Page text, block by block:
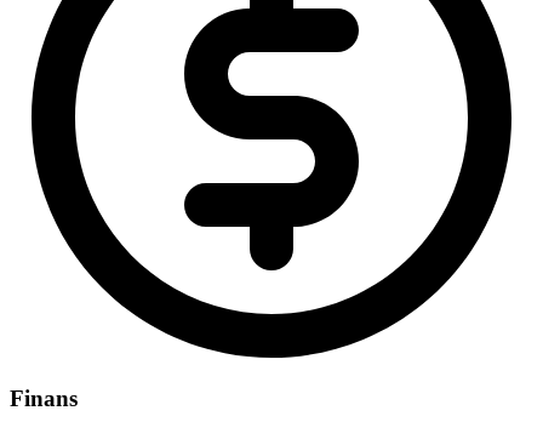
Finans